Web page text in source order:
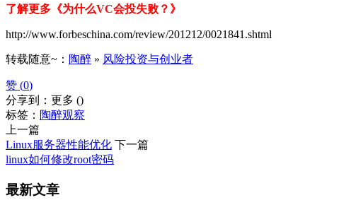
了解更多《为什么VC会投失败？》
http://www.forbeschina.com/review/201212/0021841.shtml
转载随意~： 陶醉 » 风险投资与创业者
赞 (0)
分享到： 更多 ()
标签： 陶醉观察
上一篇
Linux服务器性能优化 下一篇
linux如何修改root密码
最新文章